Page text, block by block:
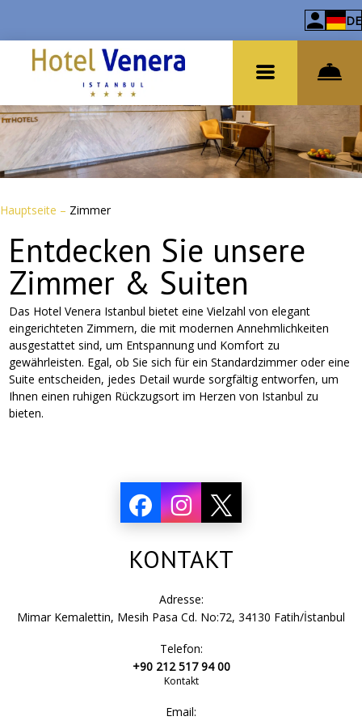
DE
Hauptseite – Zimmer
Entdecken Sie unsere
Zimmer & Suiten
Das Hotel Venera Istanbul bietet eine Vielzahl von elegant
eingerichteten Zimmern, die mit modernen Annehmlichkeiten
ausgestattet sind, um Entspannung und Komfort zu
gewährleisten. Egal, ob Sie sich für ein Standardzimmer oder eine
Suite entscheiden, jedes Detail wurde sorgfältig entworfen, um
Ihnen einen ruhigen Rückzugsort im Herzen von Istanbul zu
bieten.
KONTAKT
Adresse:
Mimar Kemalettin, Mesih Pasa Cd. No:72, 34130 Fatih/İstanbul
Telefon:
+90 212 517 94 00
Kontakt
Email: